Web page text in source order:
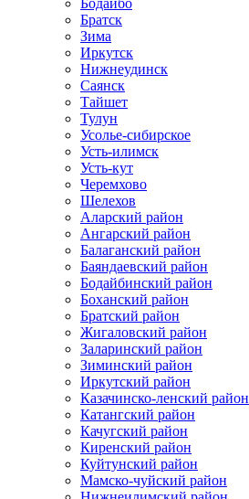
Братск
Зима
Иркутск
Нижнеудинск
Саянск
Тайшет
Тулун
Усолье-сибирское
Усть-илимск
Усть-кут
Черемхово
Шелехов
Аларский район
Ангарский район
Балаганский район
Баяндаевский район
Бодайбинский район
Боханский район
Братский район
Жигаловский район
Заларинский район
Зиминский район
Иркутский район
Казачинско-ленский район
Катангский район
Качугский район
Киренский район
Куйтунский район
Мамско-чуйский район